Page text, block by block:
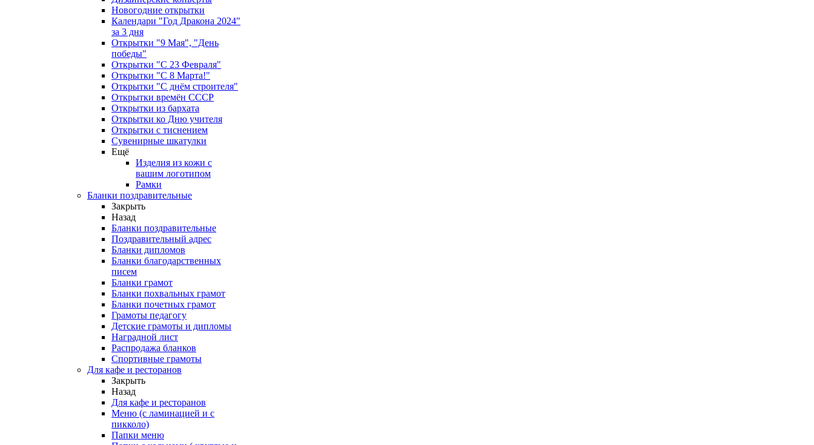
Новогодние открытки
Календари "Год Дракона 2024"
за 3 дня
Открытки "9 Мая", "День
победы"
Открытки "С 23 Февраля"
Открытки "С 8 Марта!"
Открытки "С днём строителя"
Открытки времён СССР
Открытки из бархата
Открытки ко Дню учителя
Открытки с тиснением
Сувенирные шкатулки
Ещё
Изделия из кожи с
вашим логотипом
Рамки
Бланки поздравительные
Закрыть
Назад
Бланки поздравительные
Поздравительный адрес
Бланки дипломов
Бланки благодарственных
писем
Бланки грамот
Бланки похвальных грамот
Бланки почетных грамот
Грамоты педагогу
Детские грамоты и дипломы
Наградной лист
Распродажа бланков
Спортивные грамоты
Для кафе и ресторанов
Закрыть
Назад
Для кафе и ресторанов
Меню (с ламинацией и с
пикколо)
Папки меню